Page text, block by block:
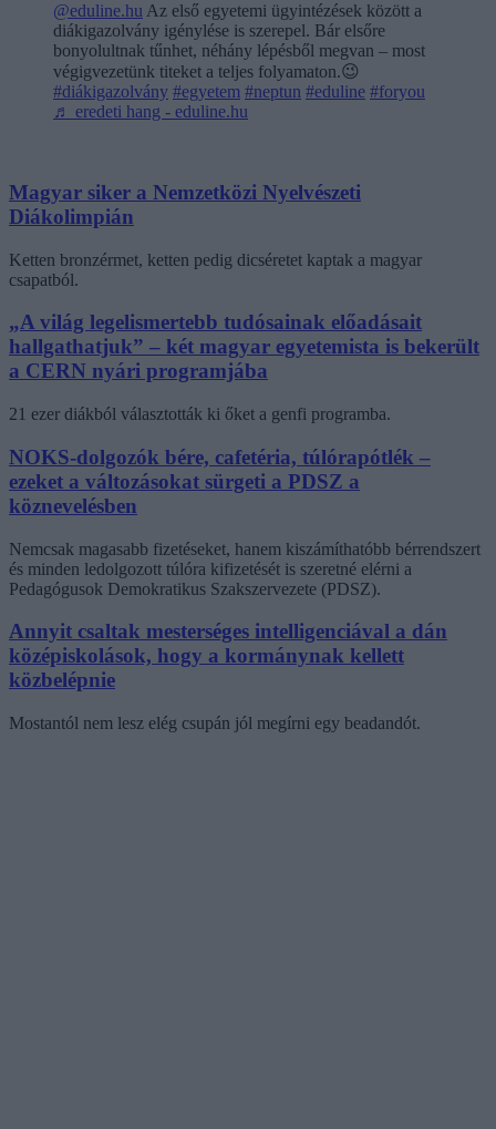
@eduline.hu Az első egyetemi ügyintézések között a
diákigazolvány igénylése is szerepel. Bár elsőre
bonyolultnak tűnhet, néhány lépésből megvan – most
végigvezetünk titeket a teljes folyamaton.😉
#diákigazolvány #egyetem #neptun #eduline #foryou
♬ eredeti hang - eduline.hu
Magyar siker a Nemzetközi Nyelvészeti
Diákolimpián
Ketten bronzérmet, ketten pedig dicséretet kaptak a magyar
csapatból.
„A világ legelismertebb tudósainak előadásait
hallgathatjuk” – két magyar egyetemista is bekerült
a CERN nyári programjába
21 ezer diákból választották ki őket a genfi programba.
NOKS-dolgozók bére, cafetéria, túlórapótlék –
ezeket a változásokat sürgeti a PDSZ a
köznevelésben
Nemcsak magasabb fizetéseket, hanem kiszámíthatóbb bérrendszert
és minden ledolgozott túlóra kifizetését is szeretné elérni a
Pedagógusok Demokratikus Szakszervezete (PDSZ).
Annyit csaltak mesterséges intelligenciával a dán
középiskolások, hogy a kormánynak kellett
közbelépnie
Mostantól nem lesz elég csupán jól megírni egy beadandót.